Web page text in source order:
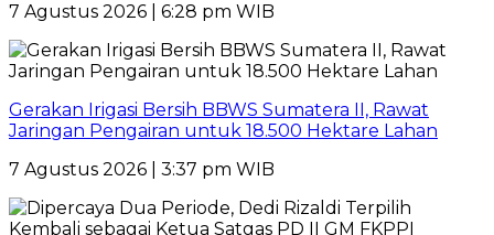
7 Agustus 2026 | 6:28 pm WIB
Gerakan Irigasi Bersih BBWS Sumatera II, Rawat
Jaringan Pengairan untuk 18.500 Hektare Lahan
7 Agustus 2026 | 3:37 pm WIB